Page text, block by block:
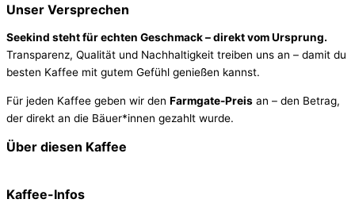
Unser Versprechen
Seekind steht für echten Geschmack – direkt vom Ursprung.
Transparenz, Qualität und Nachhaltigkeit treiben uns an – damit du
besten Kaffee mit gutem Gefühl genießen kannst.
Für jeden Kaffee geben wir den Farmgate-Preis an – den Betrag,
der direkt an die Bäuer*innen gezahlt wurde.
Über diesen Kaffee
Kaffee-Infos